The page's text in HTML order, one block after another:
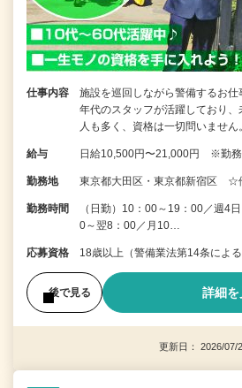
仕事内容
施設を巡回しながら警備するお
年代のスタッフが活躍しており
人も多く、資格は一切問いません
給与 日給10,500円〜21,000円 ※勤務
勤務地 東京都大田区・東京都新宿区 ☆
勤務時間
（日勤）10：00～19：00／週4
0～翌8：00／月10…
応募資格 18歳以上（警備業法第14条によ
後で見る 詳細を
更新日： 2026/